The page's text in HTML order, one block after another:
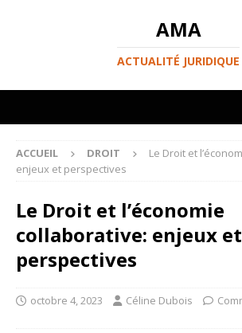
AMA
ACTUALITÉ JURIDIQUE
ACCUEIL DROIT
Le Droit et
enjeux et perspectives
Le Droit et l’économie
collaborative: enjeux et
perspectives
octobre 4, 2023 Céline Dubois